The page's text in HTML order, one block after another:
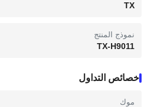
TX
نموذج المنتج
TX-H9011
خصائص التداول
موك